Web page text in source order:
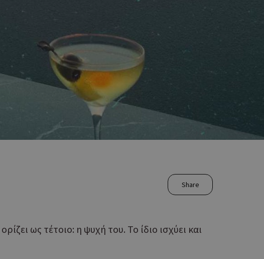
Share
ως τέτοιο: η ψυχή του. Το ίδιο ισχύει και